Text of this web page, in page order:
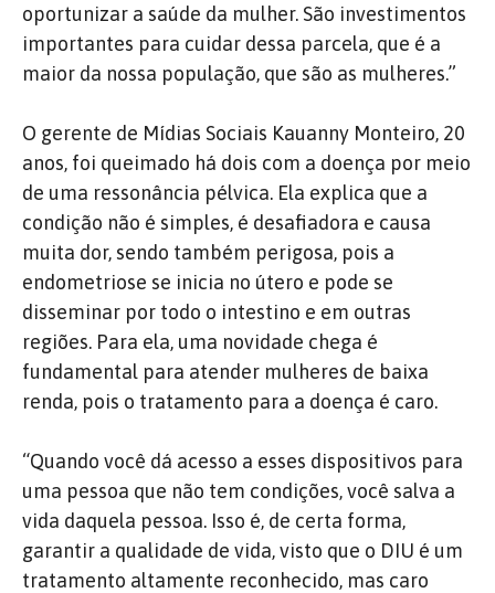
oportunizar a saúde da mulher. São investimentos
importantes para cuidar dessa parcela, que é a
maior da nossa população, que são as mulheres.”
O gerente de Mídias Sociais Kauanny Monteiro, 20
anos, foi queimado há dois com a doença por meio
de uma ressonância pélvica. Ela explica que a
condição não é simples, é desafiadora e causa
muita dor, sendo também perigosa, pois a
endometriose se inicia no útero e pode se
disseminar por todo o intestino e em outras
regiões. Para ela, uma novidade chega é
fundamental para atender mulheres de baixa
renda, pois o tratamento para a doença é caro.
“Quando você dá acesso a esses dispositivos para
uma pessoa que não tem condições, você salva a
vida daquela pessoa. Isso é, de certa forma,
garantir a qualidade de vida, visto que o DIU é um
tratamento altamente reconhecido, mas caro